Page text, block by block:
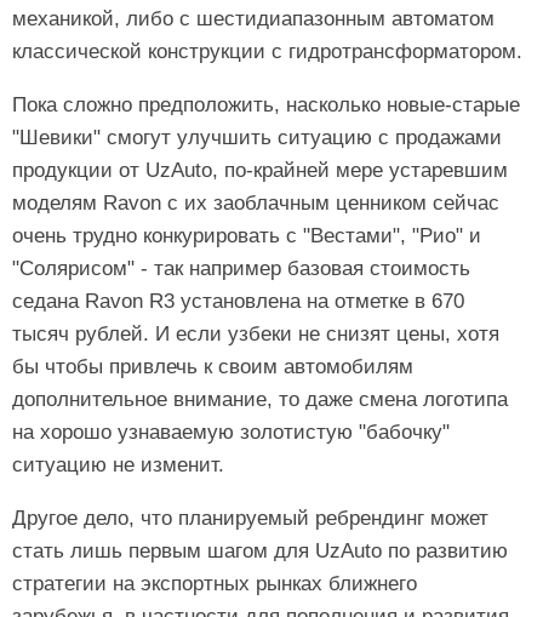
механикой, либо с шестидиапазонным автоматом
классической конструкции с гидротрансформатором.
Пока сложно предположить, насколько новые-старые
"Шевики" смогут улучшить ситуацию с продажами
продукции от UzAuto, по-крайней мере устаревшим
моделям Ravon с их заоблачным ценником сейчас
очень трудно конкурировать с "Вестами", "Рио" и
"Солярисом" - так например базовая стоимость
седана Ravon R3 установлена на отметке в 670
тысяч рублей. И если узбеки не снизят цены, хотя
бы чтобы привлечь к своим автомобилям
дополнительное внимание, то даже смена логотипа
на хорошо узнаваемую золотистую "бабочку"
ситуацию не изменит.
Другое дело, что планируемый ребрендинг может
стать лишь первым шагом для UzAuto по развитию
стратегии на экспортных рынках ближнего